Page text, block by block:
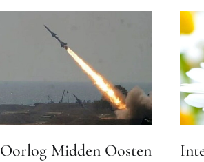
Oorlog Midden Oosten